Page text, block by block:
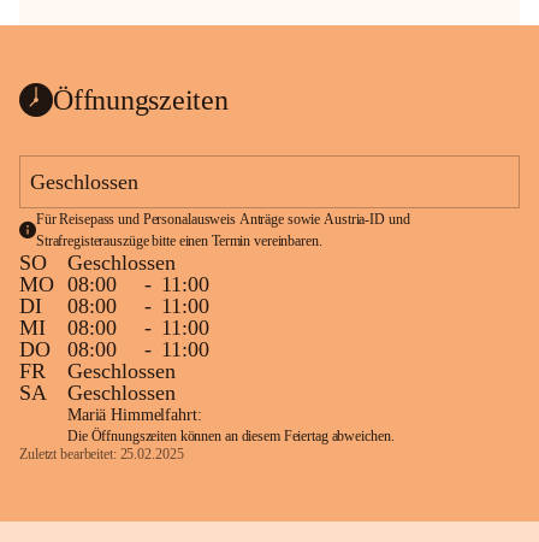
Öffnungszeiten
Geschlossen
Für Reisepass und Personalausweis Anträge sowie Austria-ID und
Strafregisterauszüge bitte einen Termin vereinbaren.
SO
Geschlossen
MO 08:00 - 11:00
DI
08:00 - 11:00
MI
08:00 - 11:00
DO
08:00 - 11:00
FR
Geschlossen
SA
Geschlossen
Mariä Himmelfahrt:
Die Öffnungszeiten können an diesem Feiertag abweichen.
Zuletzt bearbeitet: 25.02.2025